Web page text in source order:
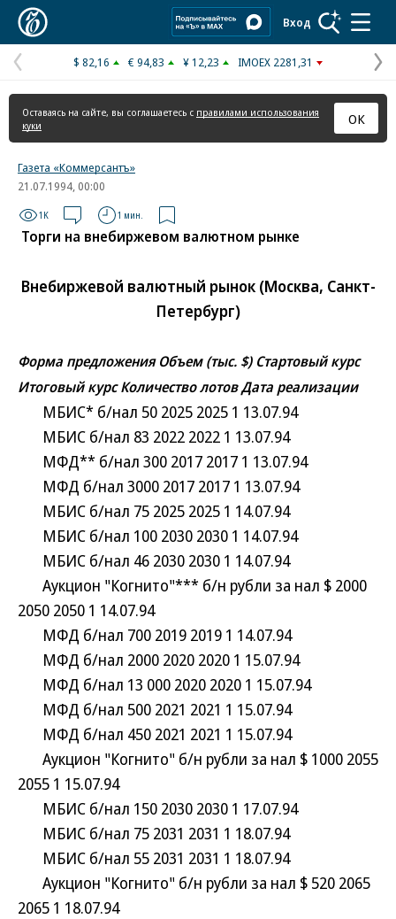
Вход
Предыдущая
страница
$ 82,16 € 94,83 ¥ 12,23 IMOEX 2281,31
Оставаясь на сайте, вы соглашаетесь с правилами использования
куки
ОК
Газета «Коммерсантъ»
21.07.1994, 00:00
1K 1 мин.
Торги на внебиржевом валютном рынке
Внебиржевой валютный рынок (Москва, Санкт-
Петербург)
Форма предложения Объем (тыс. $) Стартовый курс
Итоговый курс Количество лотов Дата реализации
МБИС* б/нал 50 2025 2025 1 13.07.94
МБИС б/нал 83 2022 2022 1 13.07.94
МФД** б/нал 300 2017 2017 1 13.07.94
МФД б/нал 3000 2017 2017 1 13.07.94
МБИС б/нал 75 2025 2025 1 14.07.94
МБИС б/нал 100 2030 2030 1 14.07.94
МБИС б/нал 46 2030 2030 1 14.07.94
Аукцион "Когнито"*** б/н рубли за нал $ 2000
2050 2050 1 14.07.94
МФД б/нал 700 2019 2019 1 14.07.94
МФД б/нал 2000 2020 2020 1 15.07.94
МФД б/нал 13 000 2020 2020 1 15.07.94
МФД б/нал 500 2021 2021 1 15.07.94
МФД б/нал 450 2021 2021 1 15.07.94
Аукцион "Когнито" б/н рубли за нал $ 1000 2055
2055 1 15.07.94
МБИС б/нал 150 2030 2030 1 17.07.94
МБИС б/нал 75 2031 2031 1 18.07.94
МБИС б/нал 55 2031 2031 1 18.07.94
Аукцион "Когнито" б/н рубли за нал $ 520 2065
2065 1 18.07.94